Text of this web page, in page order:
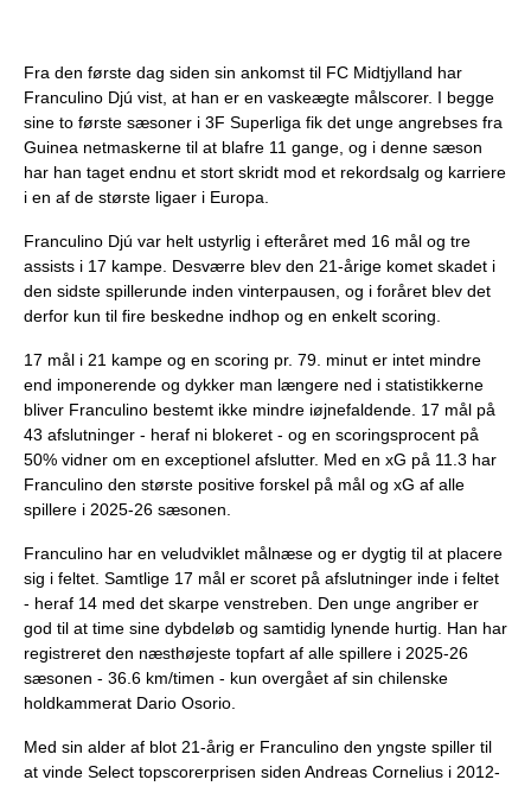
Fra den første dag siden sin ankomst til FC Midtjylland har
Franculino Djú vist, at han er en vaskeægte målscorer. I begge
sine to første sæsoner i 3F Superliga fik det unge angrebses fra
Guinea netmaskerne til at blafre 11 gange, og i denne sæson
har han taget endnu et stort skridt mod et rekordsalg og karriere
i en af de største ligaer i Europa.
Franculino Djú var helt ustyrlig i efteråret med 16 mål og tre
assists i 17 kampe. Desværre blev den 21-årige komet skadet i
den sidste spillerunde inden vinterpausen, og i foråret blev det
derfor kun til fire beskedne indhop og en enkelt scoring.
17 mål i 21 kampe og en scoring pr. 79. minut er intet mindre
end imponerende og dykker man længere ned i statistikkerne
bliver Franculino bestemt ikke mindre iøjnefaldende. 17 mål på
43 afslutninger - heraf ni blokeret - og en scoringsprocent på
50% vidner om en exceptionel afslutter. Med en xG på 11.3 har
Franculino den største positive forskel på mål og xG af alle
spillere i 2025-26 sæsonen.
Franculino har en veludviklet målnæse og er dygtig til at placere
sig i feltet. Samtlige 17 mål er scoret på afslutninger inde i feltet
- heraf 14 med det skarpe venstreben. Den unge angriber er
god til at time sine dybdeløb og samtidig lynende hurtig. Han har
registreret den næsthøjeste topfart af alle spillere i 2025-26
sæsonen - 36.6 km/timen - kun overgået af sin chilenske
holdkammerat Dario Osorio.
Med sin alder af blot 21-årig er Franculino den yngste spiller til
at vinde Select topscorerprisen siden Andreas Cornelius i 2012-